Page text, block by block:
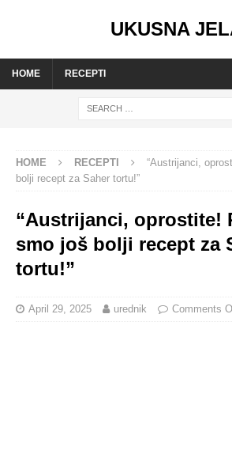
UKUSNA
HOME RECEPTI
HOME RECEPTI
“Austrijanci,
bolji recept za Saher tortu!”
“Austrijanci, oprostite!
smo još bolji recept za
tortu!”
April 29, 2025 urednik Comments